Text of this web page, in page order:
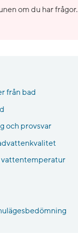
om du har frågor.
från bad
och provsvar
vattentemperatur